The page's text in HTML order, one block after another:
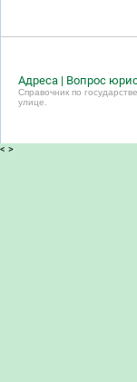
Адреса | Вопрос
Справочник по
улице.
< >